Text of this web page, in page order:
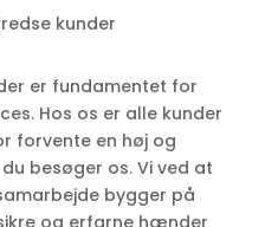
kunder
er fundamentet for
Hos os er alle kunder
forvente en høj og
besøger os. Vi ved at
bygger på
og erfarne hænder